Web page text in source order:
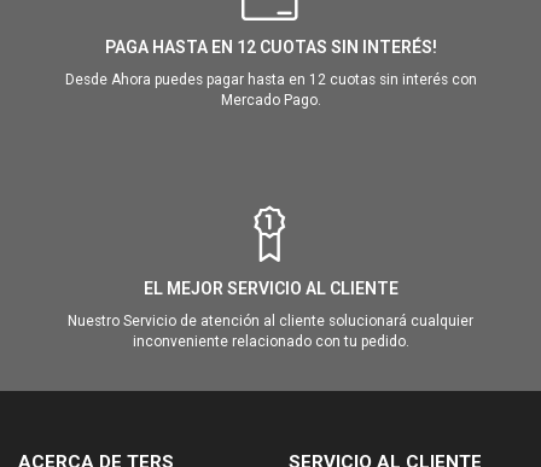
PAGA HASTA EN 12 CUOTAS SIN INTERÉS!
Desde Ahora puedes pagar hasta en 12 cuotas sin interés con
Mercado Pago.
EL MEJOR SERVICIO AL CLIENTE
Nuestro Servicio de atención al cliente solucionará cualquier
inconveniente relacionado con tu pedido.
ACERCA DE TERS SERVICIO AL CLIENTE